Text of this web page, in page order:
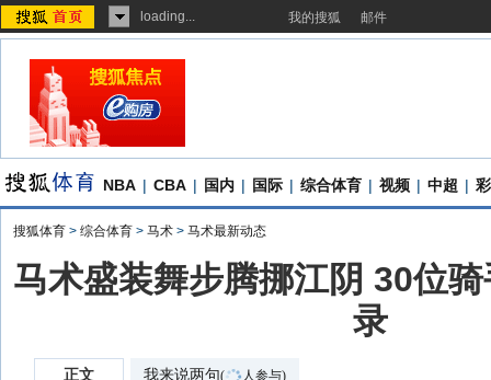
loading... 我的搜狐 邮件
NBA | CBA | 国内 | 国际 | 综合体育 | 视频 | 中超 |
搜狐体育 > 综合体育 > 马术 > 马术最新动态
马术盛装舞步腾挪江阴 30位
录
正文 我来说两句( 人参与)